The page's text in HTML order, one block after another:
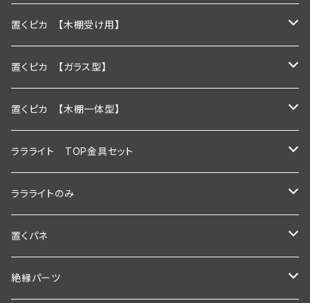
置くピカ 【木棚受け用】
600ｍｍ
900ｍｍ
1200ｍｍ
600ｍｍ以下
900ｍｍ以下
1200ｍｍ以下
置くピカ 【ガラス型】
600ｍｍ
900ｍｍ
1200ｍｍ
600ｍｍ以下
900ｍｍ以下
置くピカ 【木棚一体型】
600mm
900mm
1200ｍｍ
600mm以下
ララライト TOP金具セット
600ｍｍ
900ｍｍ
1200ｍｍ
ララライトのみ
600ｍｍ
900ｍｍ
置くパネ
棚板幅600×奥行200ｍｍ
絶縁パーツ